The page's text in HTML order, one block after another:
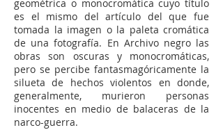
geométrica o monocromática cuyo título
es el mismo del artículo del que fue
tomada la imagen o la paleta cromática
de una fotografía. En Archivo negro las
obras son oscuras y monocromáticas,
pero se percibe fantasmagóricamente la
silueta de hechos violentos en donde,
generalmente, murieron personas
inocentes en medio de balaceras de la
narco-guerra.